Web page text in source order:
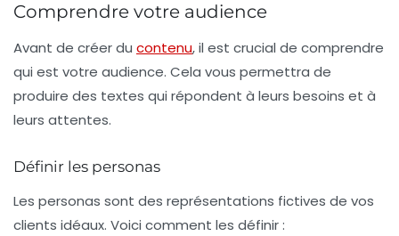
Comprendre votre audience
Avant de créer du contenu, il est crucial de comprendre
qui est votre audience. Cela vous permettra de
produire des textes qui répondent à leurs besoins et à
leurs attentes.
Définir les personas
Les personas sont des représentations fictives de vos
clients idéaux. Voici comment les définir :